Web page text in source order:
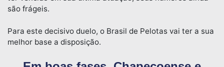
são frágeis.
Para este decisivo duelo, o Brasil de Pelotas vai ter a sua
melhor base a disposição.